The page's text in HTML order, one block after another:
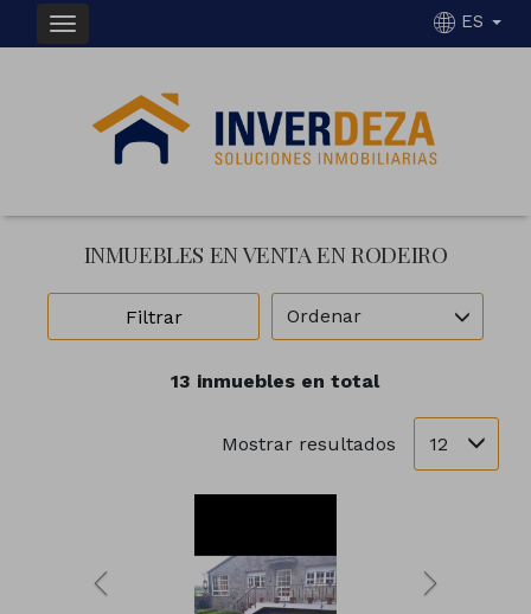
ES
INMUEBLES EN VENTA EN RODEIRO
Filtrar Ordenar
13 inmuebles en total
Mostrar resultados 12